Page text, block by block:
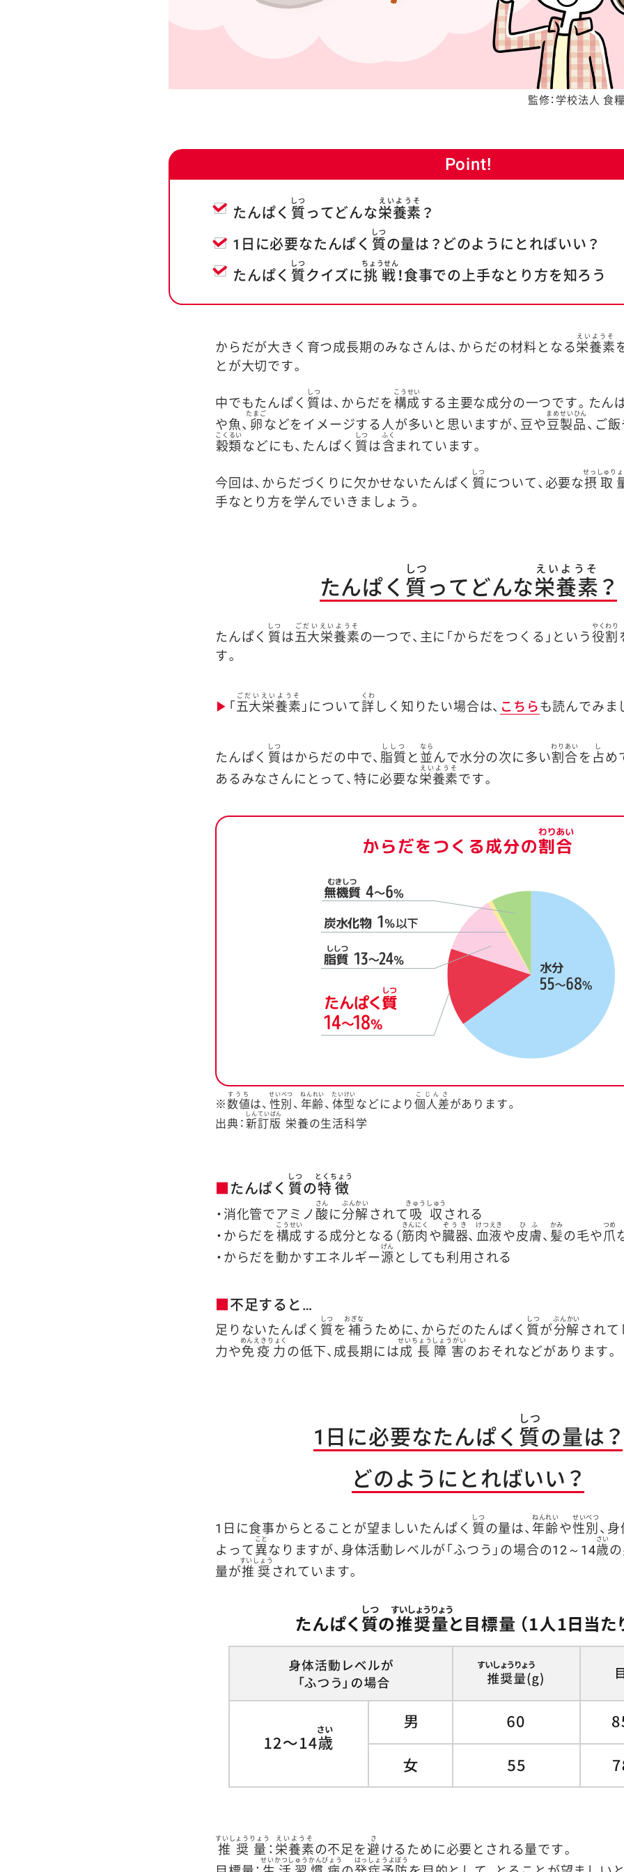
監修：学校法人 食
Point!
たんぱく 質
しつ
ってどんな栄養素
えいようそ
？
1日に必要なたんぱく 質
しつ
の量は？どのようにとればいい？
たんぱく 質
しつ
クイズに挑戦
ちょうせん
！食事での上手なとり方を知ろう
からだが大きく育つ成長期のみなさんは、からだの材料となる栄養素
えいようそ
とが大切です。
中でもたんぱく 質
しつ
は、からだを構成
こうせい
する主要な成分の一つです。たん
や魚、 卵
たまご
などをイメージする人が多いと思いますが、豆や豆製品
まめせいひん
、ご
穀類
こくるい
などにも、たんぱく 質
しつ
は含
ふく
まれています。
今回は、からだづくりに欠かせないたんぱく 質
しつ
について、必要な摂取
せっしゅり
手なとり方を学んでいきましょう。
たんぱく 質
しつ
ってどんな栄養素
えいようそ
？
たんぱく 質
しつ
は五大栄養素
ごだいえいようそ
の一つで、主に「からだをつくる」という 役割
やくわり
す。
▶ 「五大栄養素
ごだいえいようそ
」について詳
くわ
しく知りたい場合は、 こちらも読んでみま
たんぱく 質
しつ
はからだの中で、 脂質
ししつ
と 並
なら
んで水分の次に多い割合
わりあい
を 占
し
め
あるみなさんにとって、特に必要な栄養素
えいようそ
です。
※数値
すうち
は、 性別
せいべつ
、 年齢
ねんれい
、 体型
たいけい
などにより個人差
こじんさ
があります。
出典： 新訂版
しんていばん
栄養の生活科学
たんぱく 質
しつ
の特徴
とくちょう
・消化管でアミノ 酸
さん
に分解
ぶんかい
されて 吸収
きゅうしゅう
される
・からだを構成
こうせい
する成分となる（筋肉
きんにく
や臓器
ぞうき
、 血液
けつえき
や皮膚
ひふ
、 髪
かみ
の毛や爪
つめ
・からだを動かすエネルギー源
げん
としても利用される
不足すると…
足りないたんぱく 質
しつ
を 補
おぎな
うために、からだのたんぱく 質
しつ
が分解
ぶんかい
されて
力や免疫力
めんえきりょく
の低下、成長期には成長障害
せいちょうしょうがい
のおそれなどがあります。
1日に必要なたんぱく 質
しつ
の量は？
どのようにとればいい？
1日に食事からとることが望ましいたんぱく 質
しつ
の量は、 年齢
ねんれい
や性別
せいべつ
、
よって異
こと
なりますが、身体活動レベルが「ふつう」の場合の12～14歳
さい
量が推奨
すいしょう
されています。
推奨量
すいしょうりょう
： 栄養素
えいようそ
の不足を避
さ
けるために必要とされる量です。
せいかつしゅうかんびょう はっしょうよぼう